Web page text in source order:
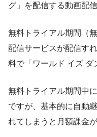
グ」を配信する動画配
無料トライアル期間（
配信サービスが配信す
料で「ワールド イズ ダ
無料トライアル期間中
ですが、基本的に自動
れてしまうと月額課金